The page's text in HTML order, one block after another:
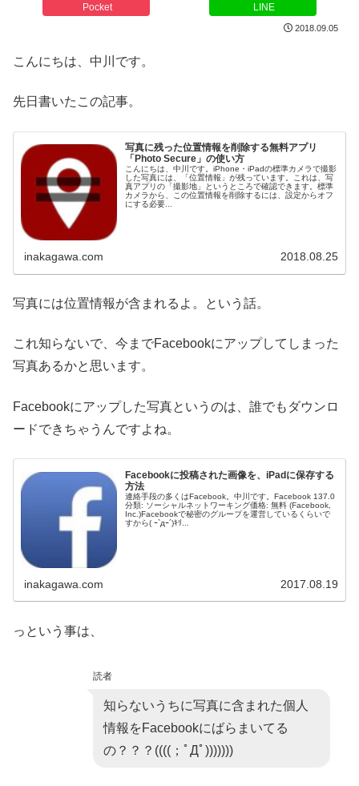
Pocket LINE
2018.09.05
こんにちは、中川です。
先日書いたこの記事。
写真に残った位置情報を削除する無料アプリ
「Photo Secure」の使い方
こんにちは、中川です。iPhone・iPadの標準カメラで撮影
した写真には、「位置情報」が残っています。これは、写
真アプリの「撮影地」というところで確認できます。標準
カメラから、この位置情報を削除するには、設定からオフ
にする必要...
inakagawa.com 2018.08.25
写真には位置情報が含まれるよ。という話。
これ知らないで、今までFacebookにアップしてしまった
写真あるかと思います。
Facebookにアップした写真というのは、誰でもダウンロ
ードできちゃうんですよね。
Facebookに投稿された画像を、iPadに保存する
方法
連絡手段の多くはFacebook。中川です。Facebook 137.0
分類: ソーシャルネットワーキング価格: 無料 (Facebook,
Inc.)Facebookで秘密のグループを運営しているくらいで
すから( ｰ`дｰ´)ｷﾘ...
inakagawa.com 2017.08.19
っという事は、
読者
知らないうちに写真に含まれた個人
情報をFacebookにばらまいてる
の？？？((((；ﾟДﾟ)))))))